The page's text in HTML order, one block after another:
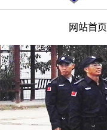
网站首页